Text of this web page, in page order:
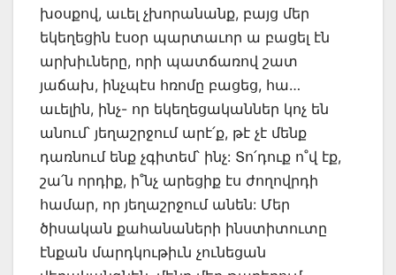
խօսքով, աւել չխորանանք, բայց մեր
եկեղեցին էսօր պարտաւոր ա բացել էն
արխիւները, որի պատճառով շատ
յաճախ, ինչպէս հռոմը բացեց, հա…
աւելին, ինչ- որ եկեղեցականներ կոչ են
անում՝ յեղաշրջում արէ՛ք, թէ չէ մենք
դառնում ենք չգիտեմ՝ ինչ: Տո՛դուք ո˚վ էք,
շա՛ն որդիք, ի˚նչ արեցիք էս ժողովրդի
համար, որ յեղաշրջում անեն: Մեր
ծիսական քահանաների ինստիտուտը
էնքան մարդկութիւն չունեցան